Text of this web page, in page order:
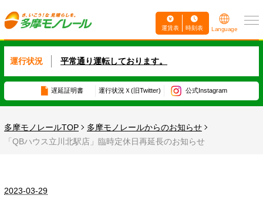
運賃表 時刻表 Language
運行状況 平常通り運転しております。
遅延証明書 運行状況 Ｘ(旧Twitter) 公式Instagram
多摩モノレールTOP
多摩モノレールからのお知らせ
「QBハウス立川北駅店」臨時定休日再延長のお知らせ
2023-03-29